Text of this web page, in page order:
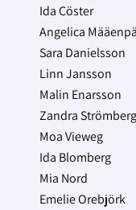
Ida Cöster
Angelica
Sara Danielsson
Linn Jansson
Malin Enarsson
Zandra Strömberg
Moa Vieweg
Ida Blomberg
Mia Nord
Emelie Orebjörk